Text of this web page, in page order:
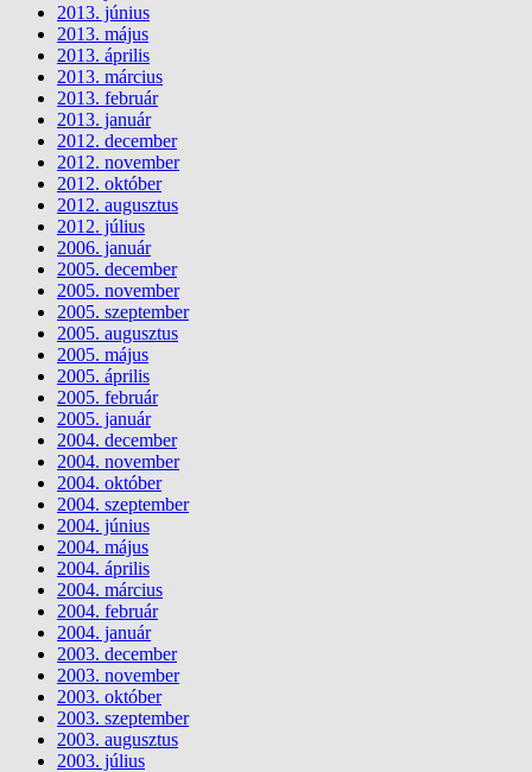
2013. június
2013. május
2013. április
2013. március
2013. február
2013. január
2012. december
2012. november
2012. október
2012. augusztus
2012. július
2006. január
2005. december
2005. november
2005. szeptember
2005. augusztus
2005. május
2005. április
2005. február
2005. január
2004. december
2004. november
2004. október
2004. szeptember
2004. június
2004. május
2004. április
2004. március
2004. február
2004. január
2003. december
2003. november
2003. október
2003. szeptember
2003. augusztus
2003. július